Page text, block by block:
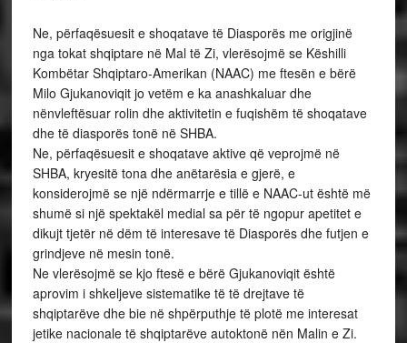
Ne, përfaqësuesit e shoqatave të Diasporës me origjinë
nga tokat shqiptare në Mal të Zi, vlerësojmë se Këshilli
Kombëtar Shqiptaro-Amerikan (NAAC) me ftesën e bërë
Milo Gjukanoviqit jo vetëm e ka anashkaluar dhe
nënvleftësuar rolin dhe aktivitetin e fuqishëm të shoqatave
dhe të diasporës tonë në SHBA.
Ne, përfaqësuesit e shoqatave aktive që veprojmë në
SHBA, kryesitë tona dhe anëtarësia e gjerë, e
konsiderojmë se një ndërmarrje e tillë e NAAC-ut është më
shumë si një spektakël medial sa për të ngopur apetitet e
dikujt tjetër në dëm të interesave të Diasporës dhe futjen e
grindjeve në mesin tonë.
Ne vlerësojmë se kjo ftesë e bërë Gjukanoviqit është
aprovim i shkeljeve sistematike të të drejtave të
shqiptarëve dhe bie në shpërputhje të plotë me interesat
jetike nacionale të shqiptarëve autoktonë nën Malin e Zi.